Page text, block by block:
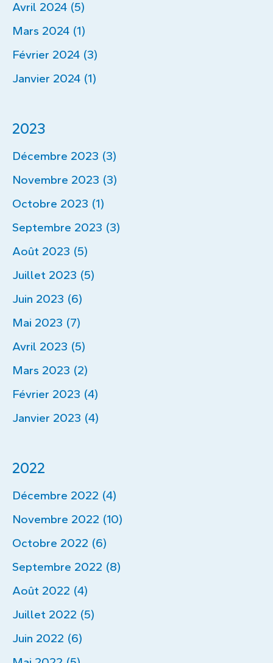
Avril 2024 (5)
Mars 2024 (1)
Février 2024 (3)
Janvier 2024 (1)
2023
Décembre 2023 (3)
Novembre 2023 (3)
Octobre 2023 (1)
Septembre 2023 (3)
Août 2023 (5)
Juillet 2023 (5)
Juin 2023 (6)
Mai 2023 (7)
Avril 2023 (5)
Mars 2023 (2)
Février 2023 (4)
Janvier 2023 (4)
2022
Décembre 2022 (4)
Novembre 2022 (10)
Octobre 2022 (6)
Septembre 2022 (8)
Août 2022 (4)
Juillet 2022 (5)
Juin 2022 (6)